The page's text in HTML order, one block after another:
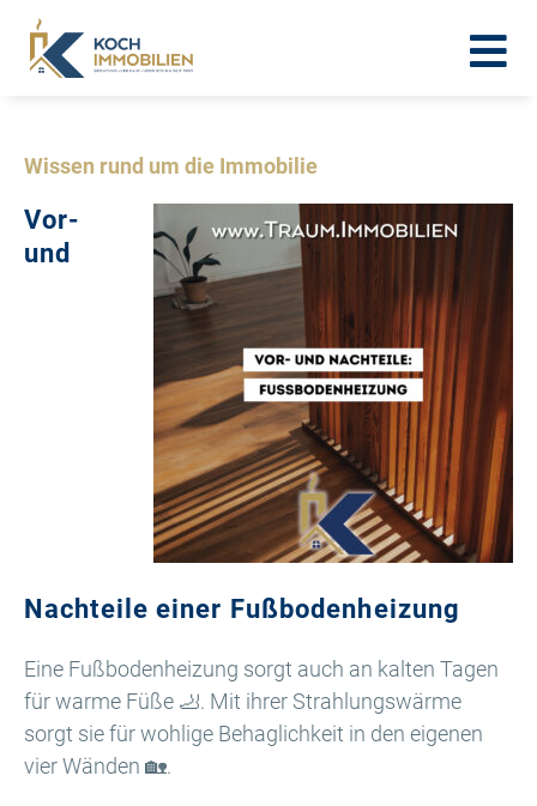
Wissen rund um die Immobilie
Vor-
und
Nachteile einer Fußbodenheizung
Eine Fußbodenheizung sorgt auch an kalten Tagen
für warme Füße 🦶. Mit ihrer Strahlungswärme
sorgt sie für wohlige Behaglichkeit in den eigenen
vier Wänden 🏡.